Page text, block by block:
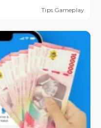
Tips Gameplay